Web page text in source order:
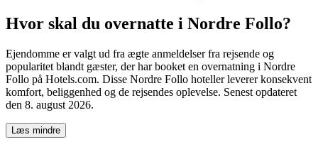
Hvor skal du overnatte i Nordre Follo?
Ejendomme er valgt ud fra ægte anmeldelser fra rejsende og
popularitet blandt gæster, der har booket en overnatning i Nordre
Follo på Hotels.com. Disse Nordre Follo hoteller leverer konsekvent
komfort, beliggenhed og de rejsendes oplevelse. Senest opdateret
den 8. august 2026.
Læs mindre